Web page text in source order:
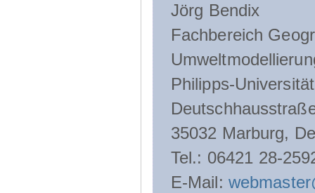
Jörg Bendix
Fachbereich
Philipps-
35032 Marburg,
Tel.: 06421 28-
E-Mail: